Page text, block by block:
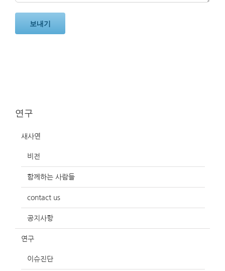
연구
새사연
비전
함께하는 사람들
contact us
공지사항
연구
이슈진단